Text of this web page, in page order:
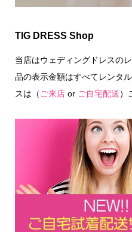
TIG DRESS Shop
当店はウェディングドレスの
品の表示金額はすべてレンタ
スは（ ご来店or ご自宅配送）